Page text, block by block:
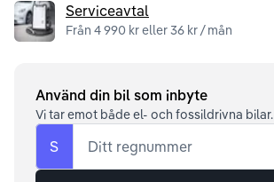
Serviceavtal
Från 4 990 kr eller 36 kr / mån
Använd din bil som inbyte
Vi tar emot både el- och fossildrivna bilar.
S Ditt regnummer